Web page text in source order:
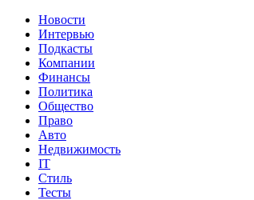
Новости
Интервью
Подкасты
Компании
Финансы
Политика
Общество
Право
Авто
Недвижимость
IT
Стиль
Тесты